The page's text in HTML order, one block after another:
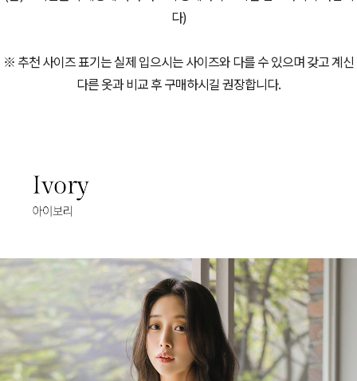
다)
※ 추천 사이즈 표기는 실제 입으시는 사이즈와 다를 수 있으며 갖고 계신
다른 옷과 비교 후 구매하시길 권장합니다.